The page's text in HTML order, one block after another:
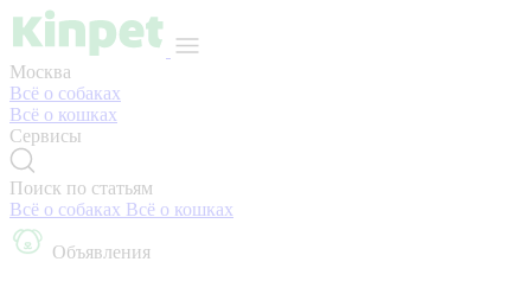
Москва
Всё о собаках
Всё о кошках
Сервисы
Поиск по статьям
Всё о собаках Всё о кошках
Объявления